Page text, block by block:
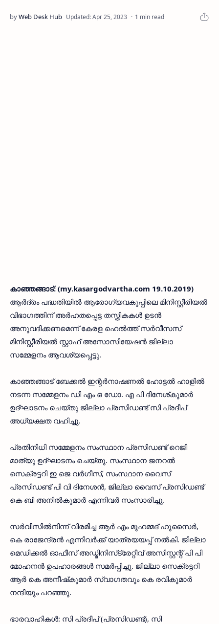
1 min read
കാഞ്ഞങ്ങാട്: (my.kasargodvartha.com 19.10.2019)
ആര്‍ദ്രം പദ്ധതിയില്‍ ആരോഗ്യവകുപ്പിലെ മിനിസ്റ്റീരിയല്‍
വിഭാഗത്തിന് അര്‍ഹതപ്പെട്ട തസ്തികകള്‍ ഉടന്‍
അനുവദിക്കണമെന്ന് കേരള ഹെല്‍ത്ത് സര്‍വീസസ്
മിനിസ്റ്റീരിയല്‍ സ്റ്റാഫ് അസോസിയേഷന്‍ ജില്ലാ
സമ്മേളനം ആവശ്യപ്പെട്ടു.
കാഞ്ഞങ്ങാട് ബേക്കല്‍ ഇന്റര്‍നാഷണല്‍ ഹോട്ടല്‍ ഹാളില്‍
നടന്ന സമ്മേളനം ഡി എം ഒ ഡോ. എ പി ദിനേശ്കുമാര്‍
ഉദ്ഘാടനം ചെയ്തു ജില്ലാ പ്രസിഡണ്ട് സി പ്രദീപ്
അധ്യക്ഷത വഹിച്ചു.
പ്രതിനിധി സമ്മേളനം സംസ്ഥാന പ്രസിഡണ്ട് റെജി
മാത്യു ഉദ്ഘാടനം ചെയ്തു. സംസ്ഥാന ജനറല്‍
സെക്രട്ടറി ഇ ജെ വര്‍ഗീസ്, സംസ്ഥാന വൈസ്
പ്രസിഡണ്ട് പി വി ദിനേശന്‍, ജില്ലാ വൈസ് പ്രസിഡണ്ട്
കെ ബി അനില്‍കുമാര്‍ എന്നിവര്‍ സംസാരിച്ചു.
സര്‍വീസില്‍നിന്ന് വിരമിച്ച ആര്‍ എം മുഹമ്മദ് ഹുസൈര്‍,
കെ രാജേന്ദ്രന്‍ എന്നിവര്‍ക്ക് യാത്രയയപ്പ് നല്‍കി. ജില്ലാ
മെഡിക്കല്‍ ഓഫീസ് അഡ്മിനിസ്‌ട്രേറ്റീവ് അസിസ്റ്റന്റ് പി പി
മോഹനന്‍ ഉപഹാരങ്ങള്‍ സമര്‍പ്പിച്ചു. ജില്ലാ സെക്രട്ടറി
ആര്‍ കെ അനീഷ്‌കുമാര്‍ സ്വാഗതവും കെ രവികുമാര്‍
നന്ദിയും പറഞ്ഞു.
ഭാരവാഹികള്‍: സി പ്രദീപ് (പ്രസിഡണ്ട്), സി